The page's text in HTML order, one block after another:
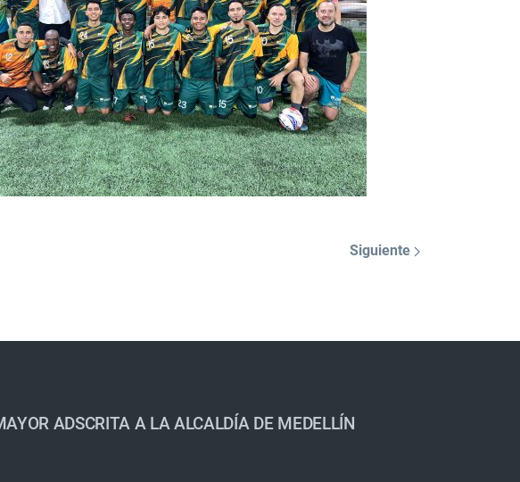
Siguiente
ADSCRITA A LA ALCALDÍA DE MEDELLÍN